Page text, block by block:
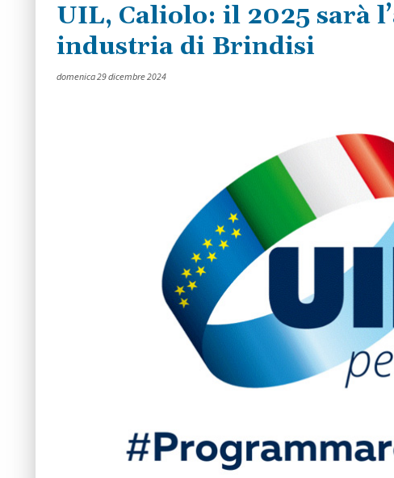
UIL, Caliolo: il 2025 sarà
industria di Brindisi
domenica 29 dicembre 2024